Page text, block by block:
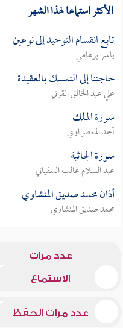
الأكثر استماعا لهذا الشهر
تابع انقسام التوحيد إلى نوعين
ياسر برهامي
حاجتنا إلى التمسك بالعقيدة
علي عبد الخالق القرني
سورة الملك
أحمد المعصراوي
سورة الجاثية
عبد السلام غالب السفياني
أذان محمد صديق المنشاوي
محمد صديق المنشاوي
عدد مرات
الاستماع
عدد مرات الحفظ